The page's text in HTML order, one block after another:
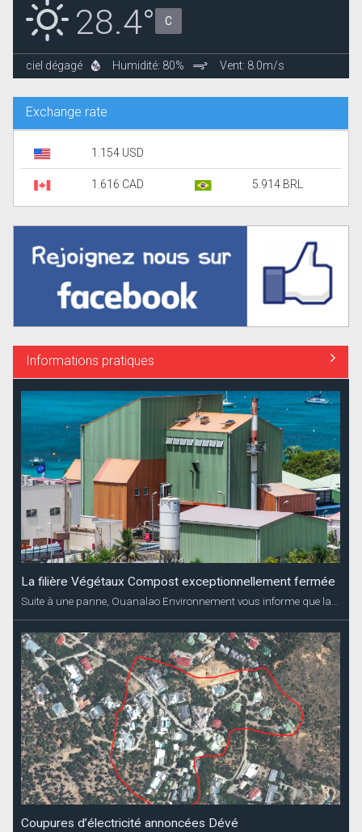
28.4° C
ciel dégagé Humidité: 80% Vent: 8.0m/s
Exchange rate
1.154 USD
1.616 CAD 5.914 BRL
Informations pratiques
La filière Végétaux Compost exceptionnellement fermée
Suite à une panne, Ouanalao Environnement vous informe que la...
Coupures d’électricité annoncées Dévé